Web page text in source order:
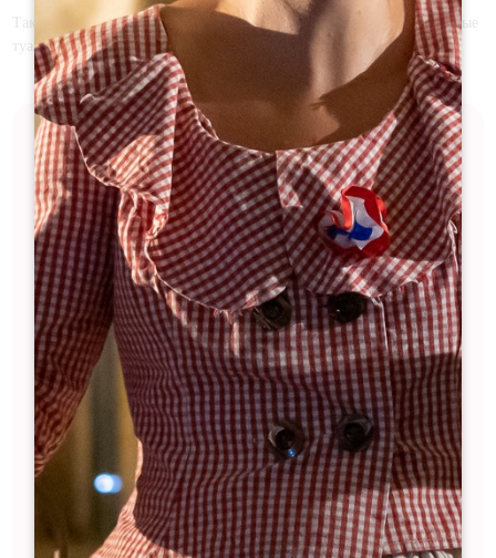
Также можно припарковаться на парковке вокзала. Имеются платные
туалеты. Парковка бесплатная, но услуги не предоставляются.
КЕМПИНГ-АВТОМОБИЛЬ
ПАРК ДЕ ЛЮССАК
9 км*
+33 (0)1 83 64 69 21
communication@campingcarpark.com
33570 Люссак
лесистая, полузатененная местность, 16 питчей с
электричеством
мусорные баки, площадка для опустошения, Wifi, карта
Pass'étapes, PRM